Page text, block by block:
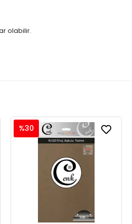
olabilir.
%30